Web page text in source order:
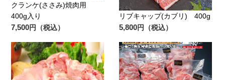
クランケ(ささみ)焼肉用
400g入り
7,500円（税込）
リブキャップ(カブリ) 400g
5,800円（税込）